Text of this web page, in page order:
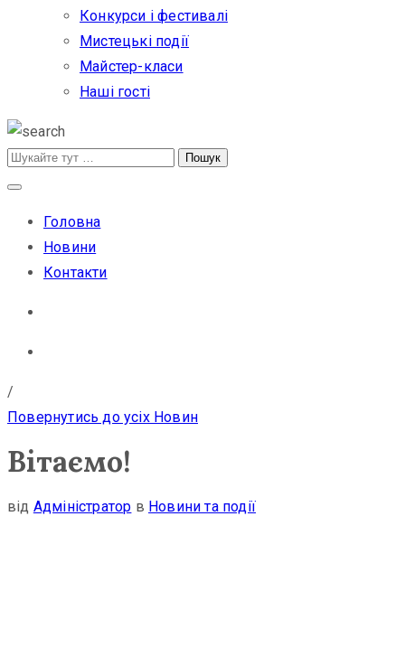
Конкурси і фестивалі
Мистецькі події
Майстер-класи
Наші гості
Головна
Новини
Контакти
/
Повернутись до усіх Новин
Вітаємо!
від Адміністратор в Новини та події